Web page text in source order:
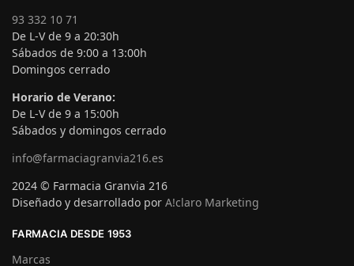
93 332 10 71
De L-V de 9 a 20:30h
Sábados de 9:00 a 13:00h
Domingos cerrado
Horario de Verano:
De L-V de 9 a 15:00h
Sábados y domingos cerrado
info@farmaciagranvia216.es
2024 © Farmacia Granvia 216
Diseñado y desarrollado por A!claro Marketing
FARMACIA DESDE 1953
Marcas